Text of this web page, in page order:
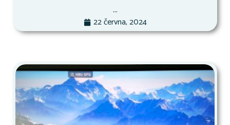
...
22 června, 2024